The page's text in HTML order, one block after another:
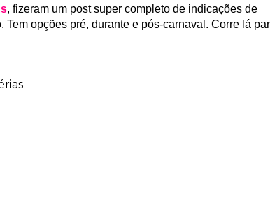
, fizeram um post super completo de indicações de
opções pré, durante e pós-carnaval. Corre lá